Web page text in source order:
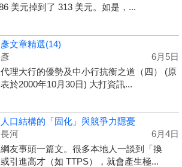
美元掉到了 313 美元。如是，...
文章精選(14)
6月5日
理大行的優勢及中小行抗衡之道（四） (原
於2000年10月30日) 大打資訊...
口結構的「固化」與競爭力隱憂
河
6月4日
友事頭一篇文。很多本地人一談到「換
引進高才（如 TTPS），就會產生極...